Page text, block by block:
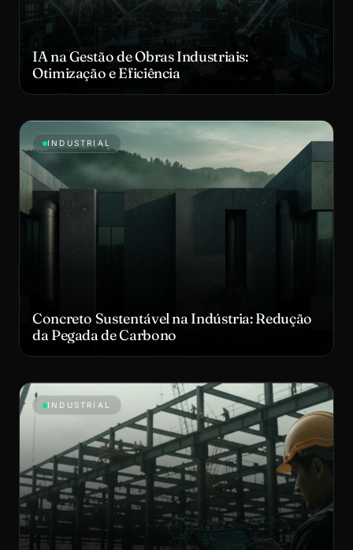
IA na Gestão de Obras Industriais:
Otimização e Eficiência
INDUSTRIAL
Concreto Sustentável na Indústria: Redução
da Pegada de Carbono
INDUSTRIAL